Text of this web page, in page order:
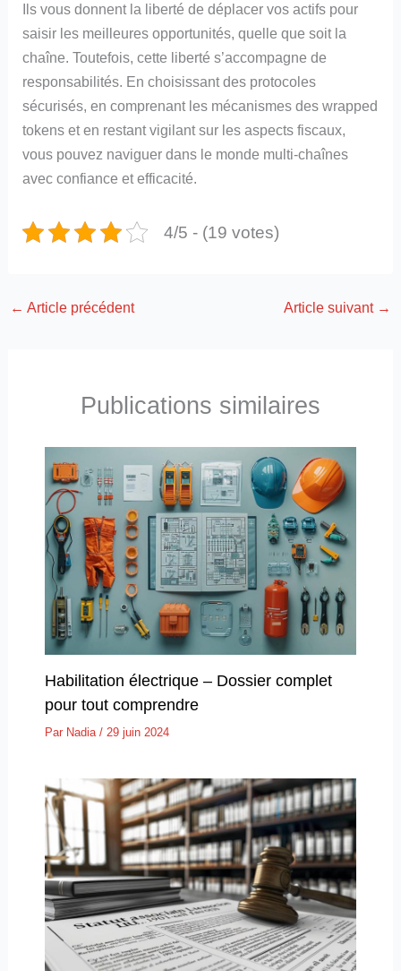
Ils vous donnent la liberté de déplacer vos actifs pour
saisir les meilleures opportunités, quelle que soit la
chaîne. Toutefois, cette liberté s’accompagne de
responsabilités. En choisissant des protocoles
sécurisés, en comprenant les mécanismes des wrapped
tokens et en restant vigilant sur les aspects fiscaux,
vous pouvez naviguer dans le monde multi-chaînes
avec confiance et efficacité.
4/5 - (19 votes)
← Article précédent Article suivant →
Publications similaires
Habilitation électrique – Dossier complet
pour tout comprendre
Par Nadia / 29 juin 2024